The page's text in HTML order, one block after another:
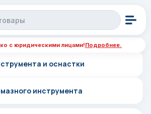
с юридическими лицами!Подробнее.
и оснастки
инструмента